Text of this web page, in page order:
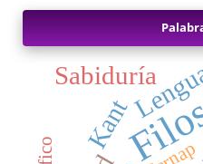
Kant
Sabiduría